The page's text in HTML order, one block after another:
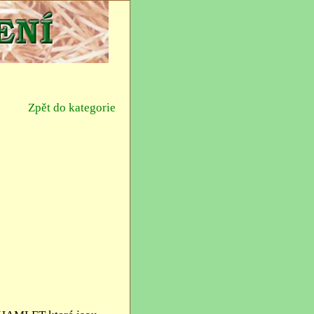
Zpět do kategorie